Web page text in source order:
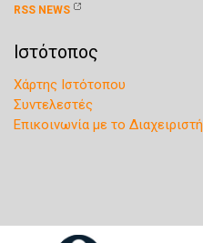
RSS NEWS
Ιστότοπος
Χάρτης Ιστότοπου
Συντελεστές
Επικοινωνία με το Διαχειριστή